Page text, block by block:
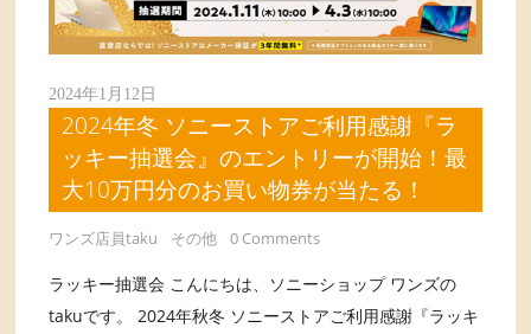
2024年1月12日
2024年冬 ソニーストアご利用感謝『ラ
ッキー抽選会』のエントリーが開始！最
大10万円分のお買い物券が当たる！
ワンズ店員taku その他 0 Comments
ラッキー抽選会 こんにちは、ソニーショップ ワンズの
takuです。 2024年秋冬 ソニーストアご利用感謝『ラッキ